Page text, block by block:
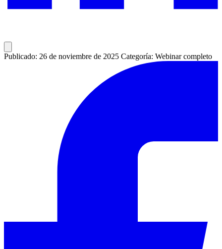
Publicado: 26 de noviembre de 2025 Categoría: Webinar completo